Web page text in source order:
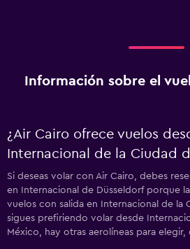
Información sobre el
¿Air Cairo ofrece vuelos
Internacional de la Ciudad
Si deseas volar con Air Cairo, debes
en Internacional de Düsseldorf porque
vuelos con salida en Internacional de la
sigues prefiriendo volar desde
México, hay otras aerolíneas para